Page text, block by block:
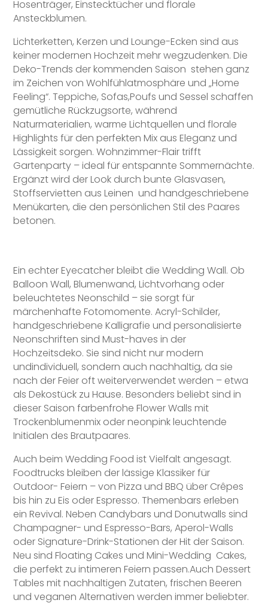
Hosenträger, Einstecktücher und florale
Ansteckblumen.
Lichterketten, Kerzen und Lounge-Ecken sind aus
keiner modernen Hochzeit mehr wegzudenken. Die
Deko-Trends der kommenden Saison stehen ganz
im Zeichen von Wohlfühlatmosphäre und „Home
Feeling“. Teppiche, Sofas,Poufs und Sessel schaffen
gemütliche Rückzugsorte, während
Naturmaterialien, warme Lichtquellen und florale
Highlights für den perfekten Mix aus Eleganz und
Lässigkeit sorgen. Wohnzimmer-Flair trifft
Gartenparty – ideal für entspannte Sommernächte.
Ergänzt wird der Look durch bunte Glasvasen,
Stoffservietten aus Leinen und handgeschriebene
Menükarten, die den persönlichen Stil des Paares
betonen.
Ein echter Eyecatcher bleibt die Wedding Wall. Ob
Balloon Wall, Blumenwand, Lichtvorhang oder
beleuchtetes Neonschild – sie sorgt für
märchenhafte Fotomomente. Acryl-Schilder,
handgeschriebene Kalligrafie und personalisierte
Neonschriften sind Must-haves in der
Hochzeitsdeko. Sie sind nicht nur modern
undindividuell, sondern auch nachhaltig, da sie
nach der Feier oft weiterverwendet werden – etwa
als Dekostück zu Hause. Besonders beliebt sind in
dieser Saison farbenfrohe Flower Walls mit
Trockenblumenmix oder neonpink leuchtende
Initialen des Brautpaares.
Auch beim Wedding Food ist Vielfalt angesagt.
Foodtrucks bleiben der lässige Klassiker für
Outdoor- Feiern – von Pizza und BBQ über Crêpes
bis hin zu Eis oder Espresso. Themenbars erleben
ein Revival. Neben Candybars und Donutwalls sind
Champagner- und Espresso-Bars, Aperol-Walls
oder Signature-Drink-Stationen der Hit der Saison.
Neu sind Floating Cakes und Mini-Wedding Cakes,
die perfekt zu intimeren Feiern passen.Auch Dessert
Tables mit nachhaltigen Zutaten, frischen Beeren
und veganen Alternativen werden immer beliebter.